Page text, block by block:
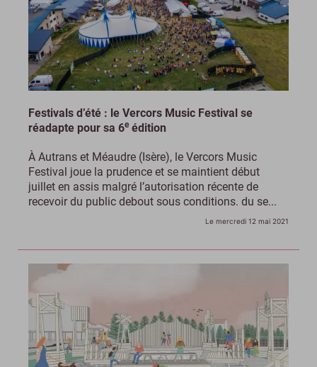
Festivals d’été : le Vercors Music Festival se
réadapte pour sa 6e édition
À Autrans et Méaudre (Isère), le Vercors Music
Festival joue la prudence et se maintient début
juillet en assis malgré l’autorisation récente de
recevoir du public debout sous conditions. du se...
Le mercredi 12 mai 2021